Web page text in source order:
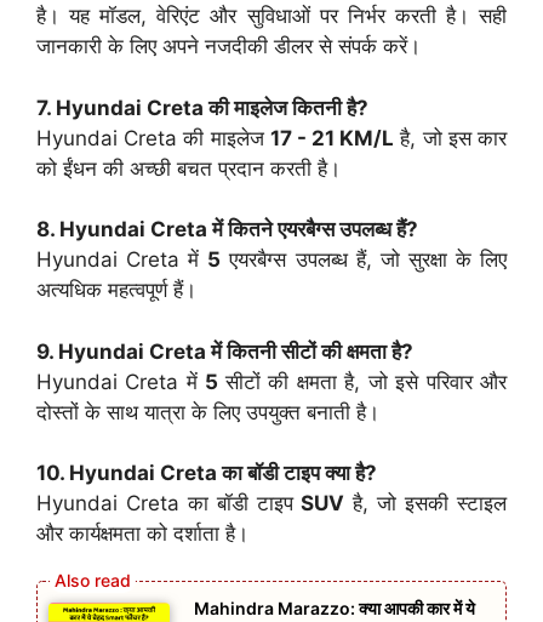
है। यह मॉडल, वेरिएंट और सुविधाओं पर निर्भर करती है। सही
जानकारी के लिए अपने नजदीकी डीलर से संपर्क करें।
7. Hyundai Creta की माइलेज कितनी है?
Hyundai Creta की माइलेज 17 - 21 KM/L है, जो इस कार
को ईंधन की अच्छी बचत प्रदान करती है।
8. Hyundai Creta में कितने एयरबैग्स उपलब्ध हैं?
Hyundai Creta में 5 एयरबैग्स उपलब्ध हैं, जो सुरक्षा के लिए
अत्यधिक महत्वपूर्ण हैं।
9. Hyundai Creta में कितनी सीटों की क्षमता है?
Hyundai Creta में 5सीटों की क्षमता है, जो इसे परिवार और
दोस्तों के साथ यात्रा के लिए उपयुक्त बनाती है।
10. Hyundai Creta का बॉडी टाइप क्या है?
Hyundai Creta का बॉडी टाइपSUV है, जो इसकी स्टाइल
और कार्यक्षमता को दर्शाता है।
Mahindra Marazzo: क्या आपकी कार में ये